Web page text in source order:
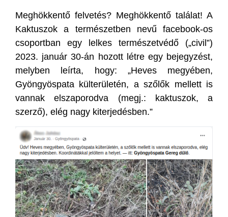
Meghökkentő felvetés? Meghökkentő találat! A
Kaktuszok a természetben nevű facebook-os
csoportban egy lelkes természetvédő („civil”)
2023. január 30-án hozott létre egy bejegyzést,
melyben leírta, hogy: „Heves megyében,
Gyöngyöspata külterületén, a szőlők mellett is
vannak elszaporodva (megj.: kaktuszok, a
szerző), elég nagy kiterjedésben.”